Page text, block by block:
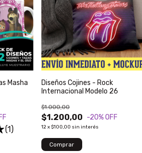
Masha
(1)
Diseños Cojines - Rock
Internacional Modelo 26
$1.200,00
$1.000,00
-20% OFF
12x $100,00 sin interés